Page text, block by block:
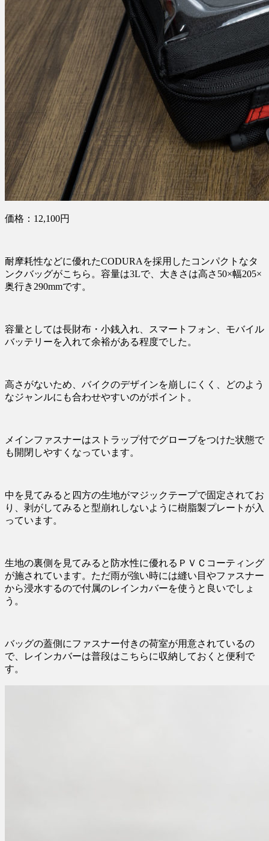
価格：12,100円
耐摩耗性などに優れたCODURAを採用したコンパクトなタ
ンクバッグがこちら。容量は3Lで、大きさは高さ50×幅205×
奥行き290mmです。
容量としては長財布・小銭入れ、スマートフォン、モバイル
バッテリーを入れて余裕がある程度でした。
高さがないため、バイクのデザインを崩しにくく、どのよう
なジャンルにも合わせやすいのがポイント。
メインファスナーはストラップ付でグローブをつけた状態で
も開閉しやすくなっています。
中を見てみると四方の生地がマジックテープで固定されてお
り、剥がしてみると型崩れしないように樹脂製プレートが入
っています。
生地の裏側を見てみると防水性に優れるＰＶＣコーティング
が施されています。ただ雨が強い時には縫い目やファスナー
から浸水するので付属のレインカバーを使うと良いでしょ
う。
バッグの蓋側にファスナー付きの荷室が用意されているの
で、レインカバーは普段はこちらに収納しておくと便利で
す。